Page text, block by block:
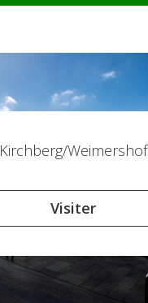
Kirchberg/Weimershof
Visiter